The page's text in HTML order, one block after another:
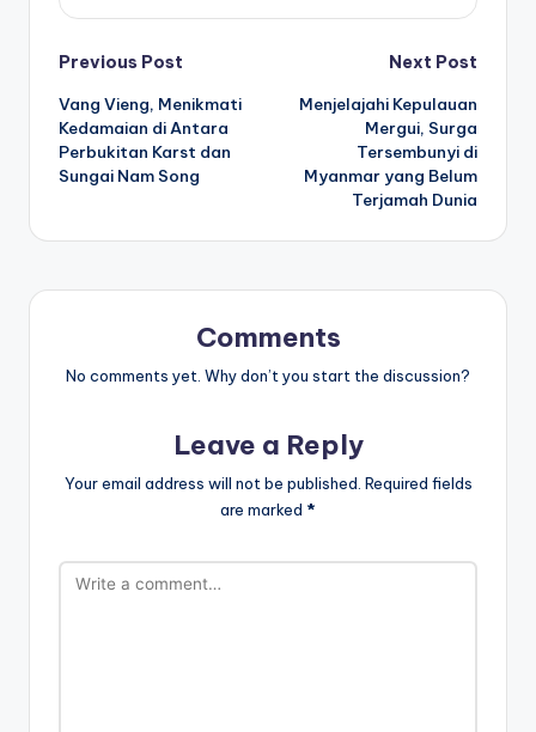
Post
navigation
Previous Post
Vang Vieng, Menikmati
Kedamaian di Antara
Perbukitan Karst dan
Sungai Nam Song
Next Post
Menjelajahi Kepulauan
Mergui, Surga
Tersembunyi di
Myanmar yang Belum
Terjamah Dunia
Comments
No comments yet. Why don’t you start the discussion?
Leave a Reply
Your email address will not be published. Required fields
are marked *